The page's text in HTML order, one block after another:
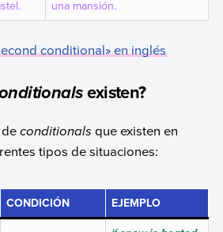
una mansión.
conditional» en inglés
existen?
conditionals que existen en
tipos de situaciones:
CONDICIÓN EJEMPLO